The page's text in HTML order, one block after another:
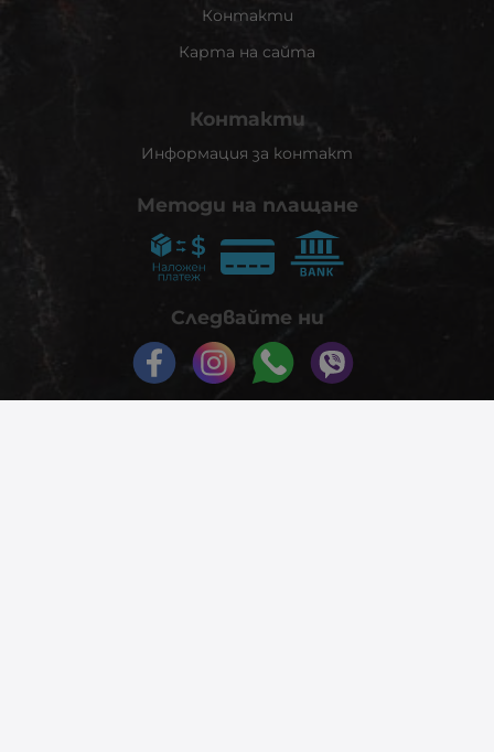
Контакти
Карта на сайта
Контакти
Информация за контакт
Методи на плащане
Следвайте ни